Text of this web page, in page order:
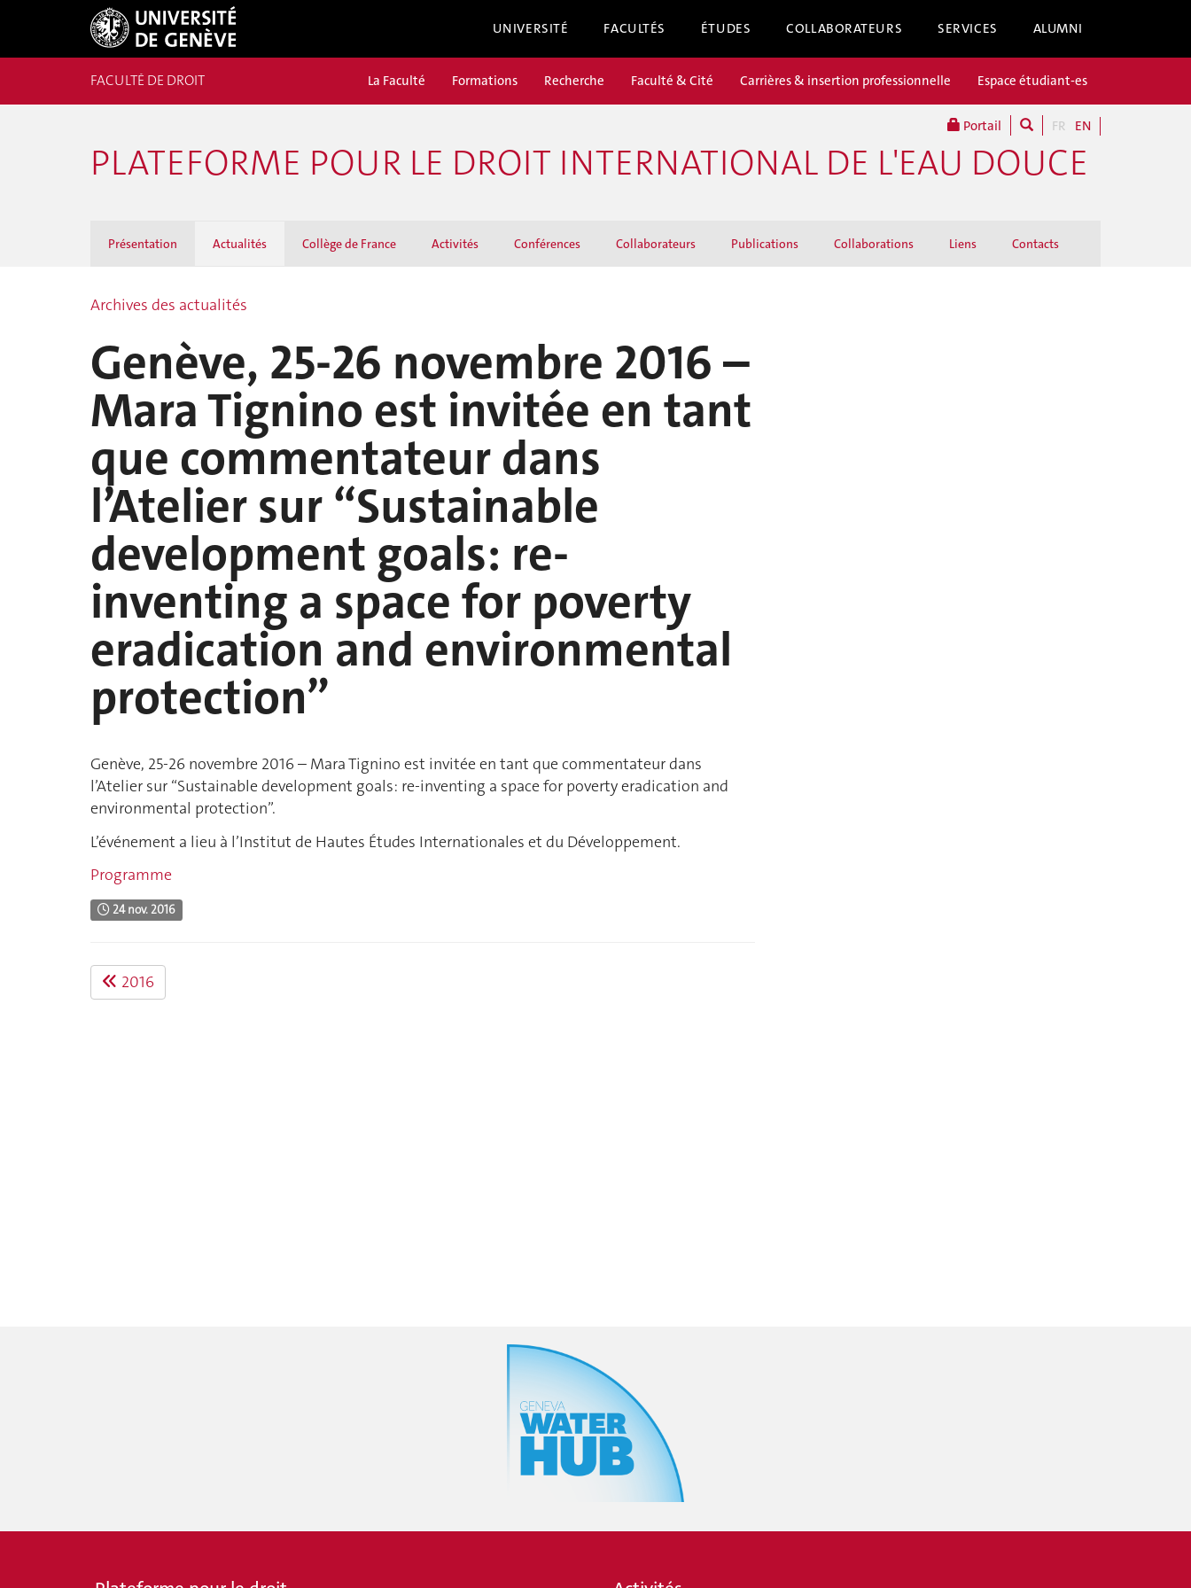
UNIVERSITÉ FACULTÉS ÉTUDES COLLABORATEURS SERVICES ALUMNI
Portail FR EN
FACULTÉ DE DROIT La Faculté Formations Recherche Faculté & Cité Carrières & insertion professionnelle Espace étudiant-es
PLATEFORME POUR LE DROIT INTERNATIONAL DE L'EAU DOUCE
Présentation Actualités Collège de France Activités Conférences Collaborateurs Publications Collaborations Liens Contacts
Archives des actualités
Genève, 25-26 novembre 2016 –
Mara Tignino est invitée en tant
que commentateur dans
l’Atelier sur “Sustainable
development goals: re-
inventing a space for poverty
eradication and environmental
protection”
Genève, 25-26 novembre 2016 – Mara Tignino est invitée en tant que commentateur dans
l’Atelier sur “Sustainable development goals: re-inventing a space for poverty eradication and
environmental protection”.
L’événement a lieu à l’Institut de Hautes Études Internationales et du Développement.
Programme
24 nov. 2016
2016